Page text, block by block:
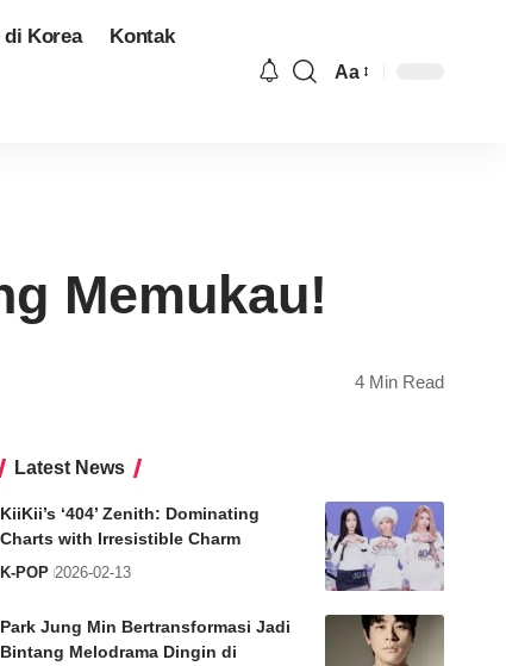
Korea Kontak
Aa
Memukau!
4 Min Read
Latest News
KiiKii’s ‘404’ Zenith: Dominating
Charts with Irresistible Charm
K-POP 2026-02-13
Park Jung Min Bertransformasi Jadi
Bintang Melodrama Dingin di